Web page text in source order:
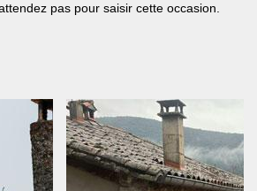
pas pour saisir cette occasion.